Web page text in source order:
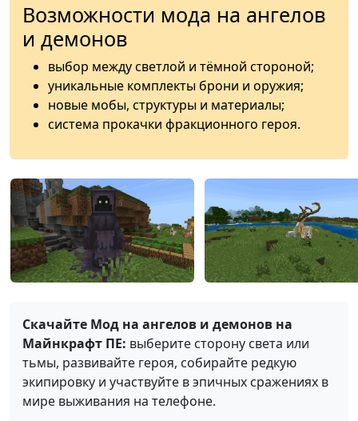
Возможности мода на ангелов
и демонов
выбор между светлой и тёмной стороной;
уникальные комплекты брони и оружия;
новые мобы, структуры и материалы;
система прокачки фракционного героя.
Скачайте Мод на ангелов и демонов на
Майнкрафт ПЕ: выберите сторону света или
тьмы, развивайте героя, собирайте редкую
экипировку и участвуйте в эпичных сражениях в
мире выживания на телефоне.